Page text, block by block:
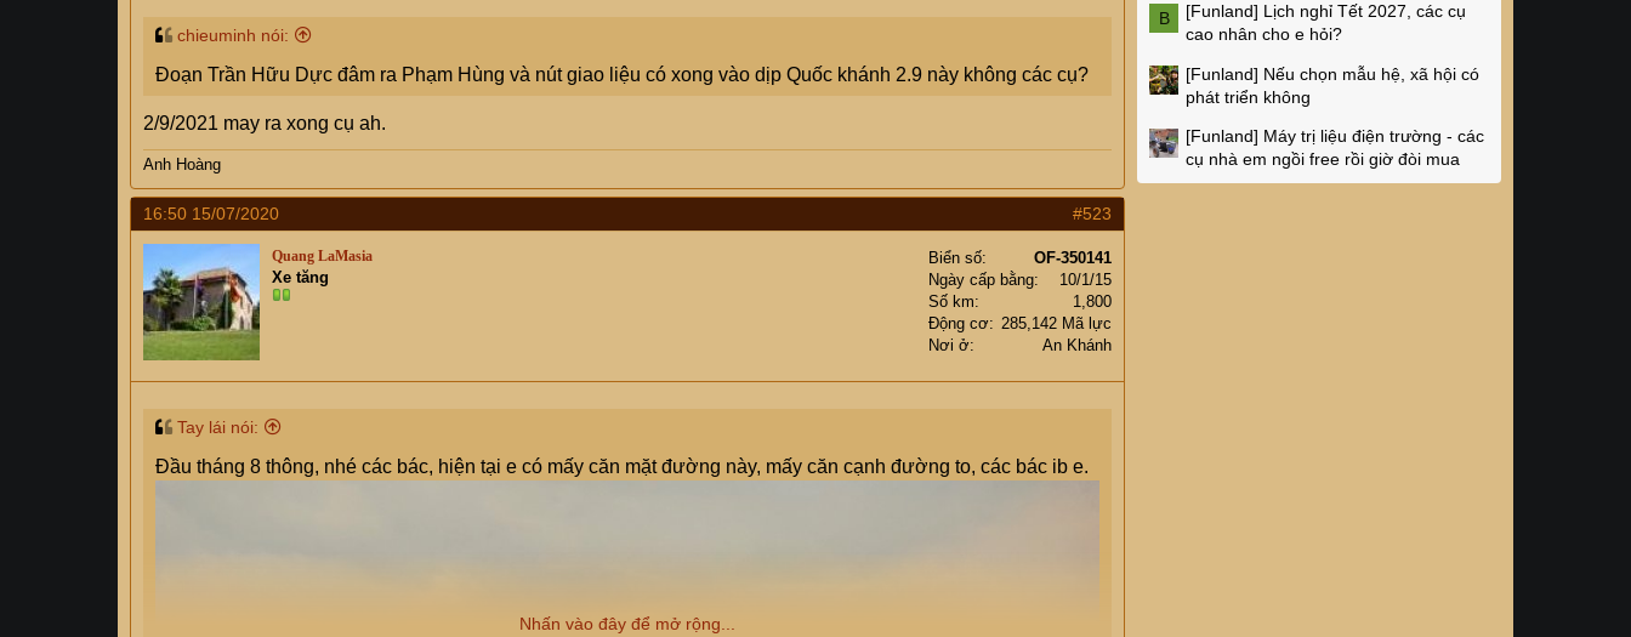
chieuminh nói:
Đoạn Trần Hữu Dực đâm ra Phạm Hùng và nút giao liệu có xong vào dịp Quốc khánh 2.9 này không các cụ?
2/9/2021 may ra xong cụ ah.
Anh Hoàng
16:50 15/07/2020 #523
Quang LaMasia
Xe tăng
Biển số
OF-350141
Ngày cấp bằng
10/1/15
Số km
1,800
Động cơ
285,142 Mã lực
Nơi ở
An Khánh
Tay lái nói:
Đầu tháng 8 thông, nhé các bác, hiện tại e có mấy căn mặt đường này, mấy căn cạnh đường to, các bác ib e.
Nhấn vào đây để mở rộng...
B [Funland] Lịch nghỉ Tết 2027, các cụ
cao nhân cho e hỏi?
[Funland] Nếu chọn mẫu hệ, xã hội có
phát triển không
[Funland] Máy trị liệu điện trường - các
cụ nhà em ngồi free rồi giờ đòi mua